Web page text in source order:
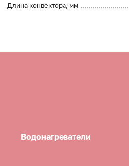
Длина конвектора, мм
Водонагреватели